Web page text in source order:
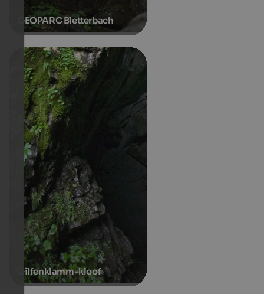
GEOPARC Bletterbach
Gilfenklamm-kloof